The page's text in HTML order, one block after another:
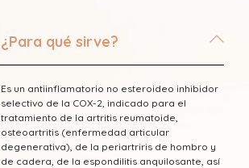
¿Para qué sirve?
Es un antiinflamatorio no esteroideo inhibidor
selectivo de la COX-2, indicado para el
tratamiento de la artritis reumatoide,
osteoartritis (enfermedad articular
degenerativa), de la periartriris de hombro y
de cadera, de la espondilitis anquilosante, así